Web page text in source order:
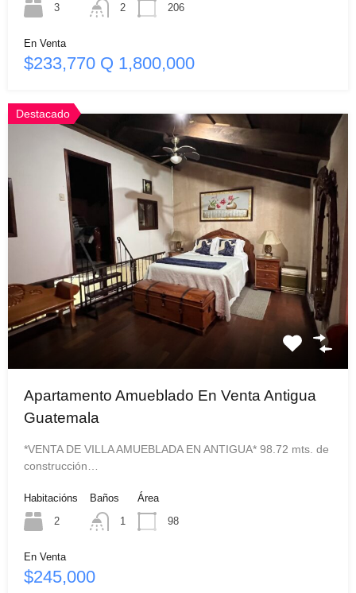
3
2
206
En Venta
$233,770 Q 1,800,000
Destacado
Apartamento Amueblado En Venta Antigua
Guatemala
*VENTA DE VILLA AMUEBLADA EN ANTIGUA* 98.72 mts. de
construcción…
Habitacións
2
Baños
1
Área
98
En Venta
$245,000